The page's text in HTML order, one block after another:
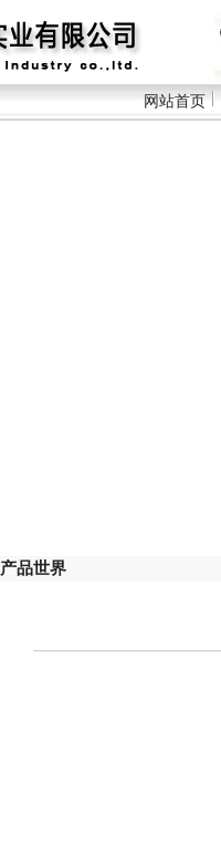
网站首页
产品世界